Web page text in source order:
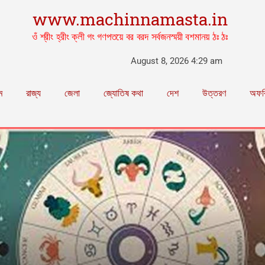
www.machinnamasta.in
ওঁ শ্রীং হ্রীং ক্লী গং গণপতয়ে বর বরদ সর্বজনস্ময়ী বশমানয় ঠঃ ঠঃ
August 8, 2026 4:29 am
রাজ্য জেলা জ্যোতিষ কথা দেশ উত্তরণ